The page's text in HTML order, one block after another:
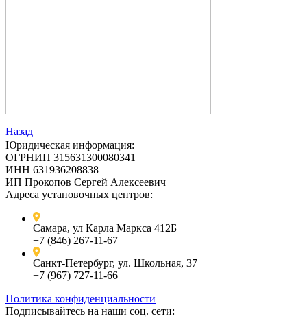
Назад
Юридическая информация:
ОГРНИП 315631300080341
ИНН 631936208838
ИП Прокопов Сергей Алексеевич
Адреса установочных центров:
Самара, ул Карла Маркса 412Б
+7 (846) 267-11-67
Санкт-Петербург, ул. Школьная, 37
+7 (967) 727-11-66
Политика конфиденциальности
Подписывайтесь на наши соц. сети: